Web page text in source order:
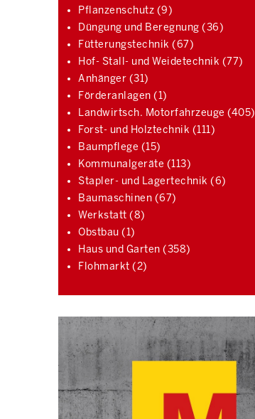
Pflanzenschutz (9)
Düngung und Beregnung (36)
Fütterungstechnik (67)
Hof- Stall- und Weidetechnik (77)
Anhänger (31)
Förderanlagen (1)
Landwirtsch. Motorfahrzeuge (405)
Forst- und Holztechnik (111)
Baumpflege (15)
Kommunalgeräte (113)
Stapler- und Lagertechnik (6)
Baumaschinen (67)
Werkstatt (8)
Obstbau (1)
Haus und Garten (358)
Flohmarkt (2)